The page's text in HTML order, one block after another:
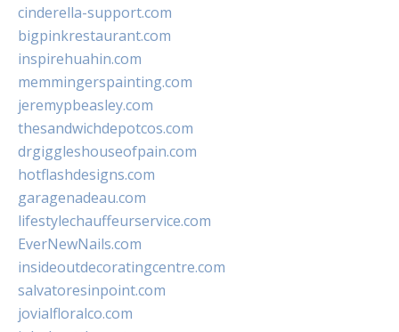
cinderella-support.com
bigpinkrestaurant.com
inspirehuahin.com
memmingerspainting.com
jeremypbeasley.com
thesandwichdepotcos.com
drgiggleshouseofpain.com
hotflashdesigns.com
garagenadeau.com
lifestylechauffeurservice.com
EverNewNails.com
insideoutdecoratingcentre.com
salvatoresinpoint.com
jovialfloralco.com